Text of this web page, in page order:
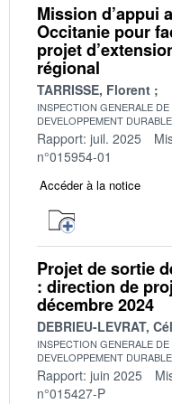
Mission d’appui
Occitanie pour
projet
régional
TARRISSE, Florent
INSPECTION GENERALE
DEVELOPPEMENT
Rapport: juil. 2025
n°015954-01
Accéder à la notice
Projet de sortie
: direction de
décembre 2024
DEBRIEU-LEVRAT,
INSPECTION GENERALE
DEVELOPPEMENT
Rapport: juin 2025
n°015427-P